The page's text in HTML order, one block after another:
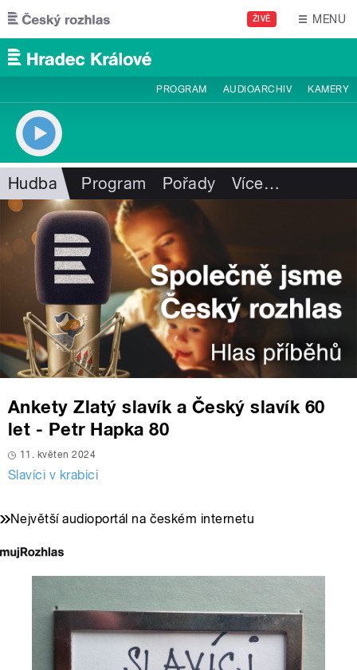
Přejít k hlavnímu obsahu
ŽIVĚ MENU
PROGRAM AUDIOARCHIV KAMERY
Hudba Program Pořady Více…
Ankety Zlatý slavík a Český slavík 60
let - Petr Hapka 80
11. květen 2024
Slavíci v krabici
Největší audioportál na českém internetu